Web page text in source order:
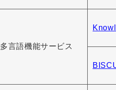
多言語機能サービス